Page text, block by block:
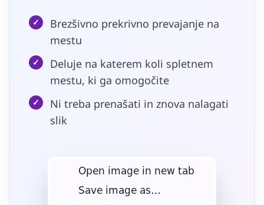
✓
Brezšivno prekrivno prevajanje na
mestu
✓
Deluje na katerem koli spletnem
mestu, ki ga omogočite
✓
Ni treba prenašati in znova nalagati
slik